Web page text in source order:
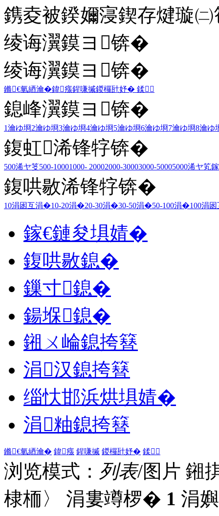
鎸夌被鍨嬭寖鍥存煡璇
绫诲瀷鏌ヨ锛�
绫诲瀷鏌ヨ锛�
鏅€氫綇瀹�鍏瘬鍟嗛摵鍐欏瓧妤� 鍒
鎴峰瀷鏌ヨ锛�
1瀹ゆ埛2瀹ゆ埛3瀹ゆ埛4瀹ゆ埛5瀹ゆ埛6瀹ゆ埛7瀹ゆ埛8瀹ゆ
鍑虹浠锋牸锛�
500浠ヤ笅500-10001000- 20002000-30003000-50005000浠ヤ笂
鍑哄敭浠锋牸锛�
10涓囦互涓�10-20涓�20-30涓�30-50涓�50-100涓�100涓
鎵€鏈夋埧婧�
鍑哄敭鎴�
鏁寸鎴�
鍚堢鎴�
鎺ㄨ崘鎴挎簮
涓汉鎴挎簮
缁忕邯浜烘埧婧�
涓粙鎴挎簮
鏅€氫綇瀹� 鍏瘬 鍟嗛摵 鍐欏瓧妤� 鍒
浏览模式： 列表/图片 鎺
棣栭〉 涓婁竴椤� 1 涓